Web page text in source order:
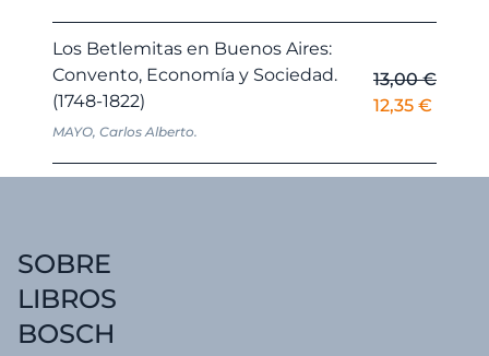
original
era:
20,00 €.
actual
19,00 €.
Los Betlemitas en Buenos Aires:
Convento, Economía y Sociedad.
(1748-1822)
MAYO, Carlos Alberto.
13,00€
El
era:
12,35 €
es:
SOBRE
LIBROS
BOSCH